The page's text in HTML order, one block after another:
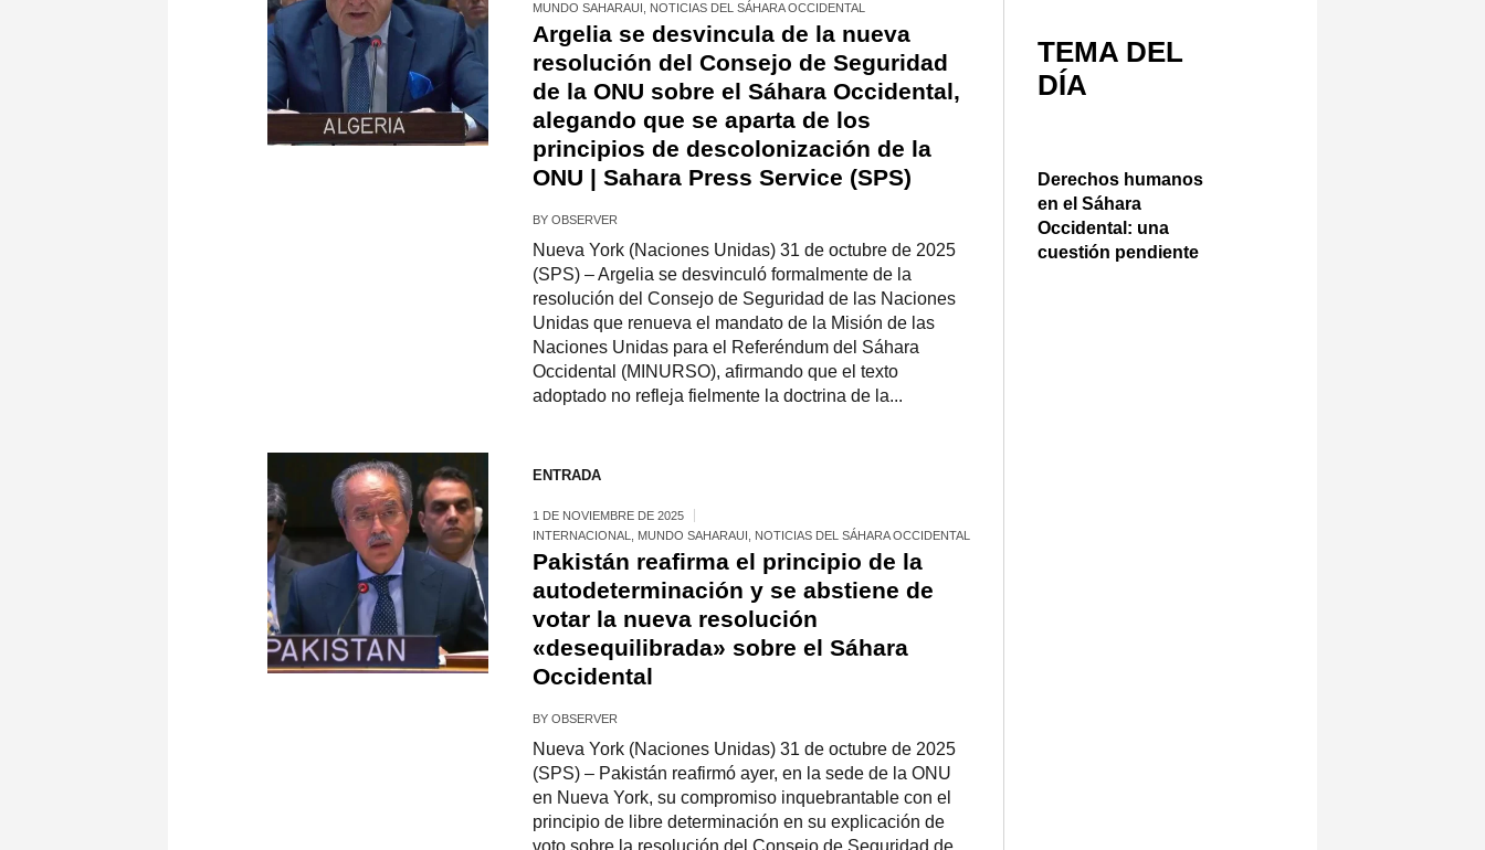
MUNDO SAHARAUI
NOTICIAS DEL SÁHARA OCCIDENTAL
Argelia se desvincula de la nueva
resolución del Consejo de Seguridad
de la ONU sobre el Sáhara Occidental,
alegando que se aparta de los
principios de descolonización de la
ONU | Sahara Press Service (SPS)
BY OBSERVER
Nueva York (Naciones Unidas) 31 de octubre de 2025
(SPS) – Argelia se desvinculó formalmente de la
resolución del Consejo de Seguridad de las Naciones
Unidas que renueva el mandato de la Misión de las
Naciones Unidas para el Referéndum del Sáhara
Occidental (MINURSO), afirmando que el texto
adoptado no refleja fielmente la doctrina de la...
ENTRADA
1 DE NOVIEMBRE DE 2025
INTERNACIONAL
MUNDO SAHARAUI NOTICIAS DEL SÁHARA OCCIDENTAL
Pakistán reafirma el principio de la
autodeterminación y se abstiene de
votar la nueva resolución
«desequilibrada» sobre el Sáhara
Occidental
BY OBSERVER
Nueva York (Naciones Unidas) 31 de octubre de 2025
(SPS) – Pakistán reafirmó ayer, en la sede de la ONU
en Nueva York, su compromiso inquebrantable con el
principio de libre determinación en su explicación de
voto sobre la resolución del Consejo de Seguridad de
TEMA DEL
DÍA
Derechos humanos
en el Sáhara
Occidental: una
cuestión pendiente